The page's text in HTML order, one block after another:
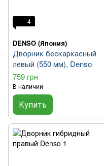
4
DENSO (Япония)
Дворник бескаркасный
левый (550 мм), Denso
759 грн
В наличии
Купить